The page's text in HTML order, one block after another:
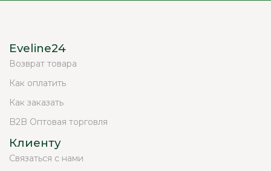
Eveline24
Возврат товара
Как оплатить
Как заказать
B2B Оптовая торговля
Клиенту
Связаться с нами